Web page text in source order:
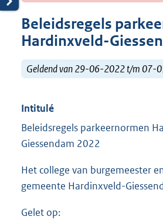
Beleidsregels
Hardinxveld-
Geldend van 29-06-2022 t/m 07-
Intitulé
Beleidsregels parkeernormen
Giessendam 2022
Het college van burgemeester
gemeente Hardinxveld-
Gelet op: